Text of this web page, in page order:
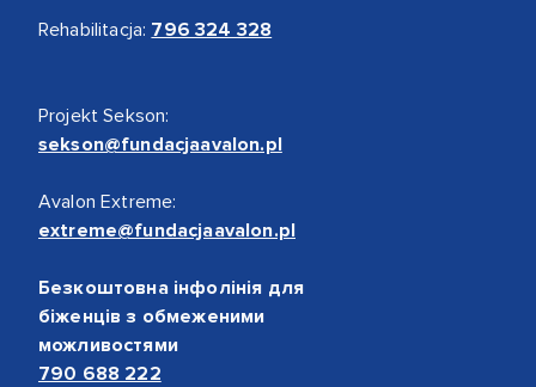
Rehabilitacja: 796 324 328
Projekt Sekson:
sekson@fundacjaavalon.pl
Avalon Extreme:
extreme@fundacjaavalon.pl
Безкоштовна інфолінія для
біженців з обмеженими
можливостями
790 688 222